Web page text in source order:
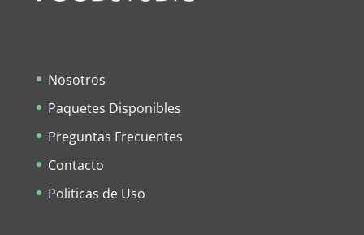
Nosotros
Paquetes Disponibles
Preguntas Frecuentes
Contacto
Politicas de Uso